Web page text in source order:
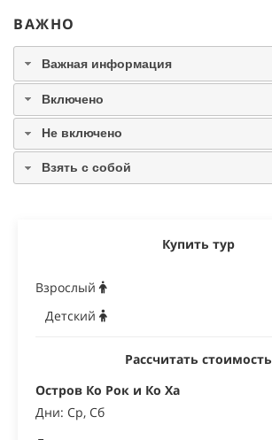
ВАЖНО
Важная информация
Включено
Не включено
Взять с собой
Купить тур
Взрослый
Детский
Рассчитать стоимость
Остров Ко Рок и Ко Ха
Дни: Ср, Сб